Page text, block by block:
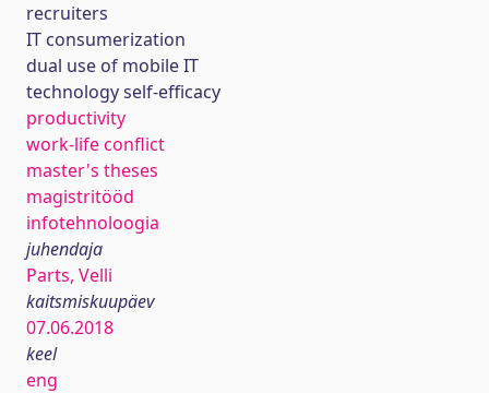
recruiters
IT consumerization
dual use of mobile IT
technology self-efficacy
productivity
work-life conflict
master's theses
magistritööd
infotehnoloogia
juhendaja
Parts, Velli
kaitsmiskuupäev
07.06.2018
keel
eng